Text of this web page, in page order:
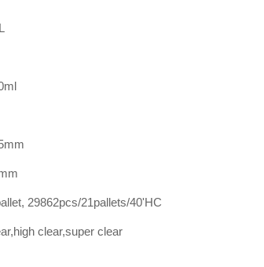
29862pcs/21pallets/40'HC
clear,super clear